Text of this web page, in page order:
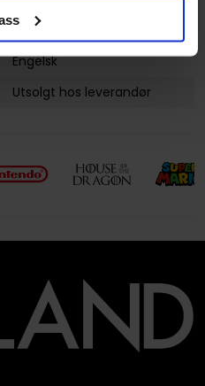
Hardcover
Engelsk
Utsolgt hos leverandør